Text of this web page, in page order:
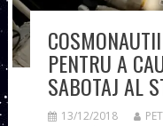
PENTRU A
SABOTAJ AL
13/12/2018